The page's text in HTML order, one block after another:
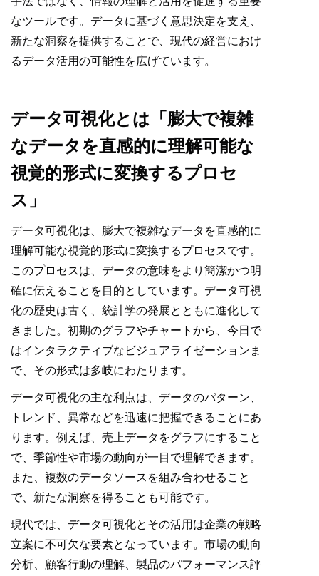
なツールです。データに基づく意思決定を支え、
新たな洞察を提供することで、現代の経営におけ
るデータ活用の可能性を広げています。
データ可視化とは「膨大で複雑
なデータを直感的に理解可能な
視覚的形式に変換するプロセ
ス」
データ可視化は、膨大で複雑なデータを直感的に
理解可能な視覚的形式に変換するプロセスです。
このプロセスは、データの意味をより簡潔かつ明
確に伝えることを目的としています。データ可視
化の歴史は古く、統計学の発展とともに進化して
きました。初期のグラフやチャートから、今日で
はインタラクティブなビジュアライゼーションま
で、その形式は多岐にわたります。
データ可視化の主な利点は、データのパターン、
トレンド、異常などを迅速に把握できることにあ
ります。例えば、売上データをグラフにすること
で、季節性や市場の動向が一目で理解できます。
また、複数のデータソースを組み合わせること
で、新たな洞察を得ることも可能です。
現代では、データ可視化とその活用は企業の戦略
立案に不可欠な要素となっています。市場の動向
分析、顧客行動の理解、製品のパフォーマンス評